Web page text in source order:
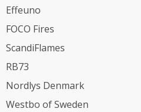
Effeuno
FOCO Fires
ScandiFlames
RB73
Nordlys Denmark
Westbo of Sweden